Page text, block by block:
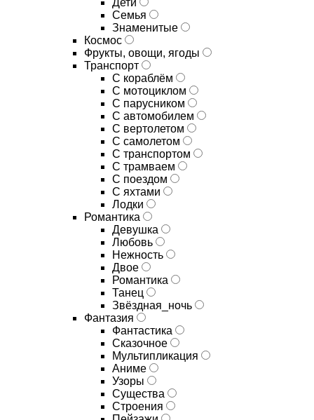
Дети
Семья
Знаменитые
Космос
Фрукты, овощи, ягоды
Транспорт
С кораблём
С мотоциклом
С парусником
С автомобилем
С вертолетом
С самолетом
С транспортом
С трамваем
С поездом
С яхтами
Лодки
Романтика
Девушка
Любовь
Нежность
Двое
Романтика
Танец
Звёздная_ночь
Фантазия
Фантастика
Сказочное
Мультипликация
Аниме
Узоры
Существа
Строения